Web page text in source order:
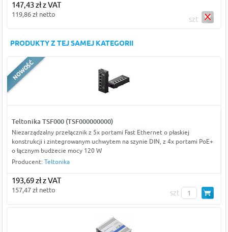
147,43 zł z VAT
119,86 zł netto
szt
PRODUKTY Z TEJ SAMEJ KATEGORII
Teltonika TSF000 (TSF000000000)
Niezarządzalny przełącznik z 5x portami Fast Ethernet o płaskiej
konstrukcji i zintegrowanym uchwytem na szynie DIN, z 4x portami PoE+
o łącznym budżecie mocy 120 W
Producent: Teltonika
193,69 zł z VAT
157,47 zł netto szt